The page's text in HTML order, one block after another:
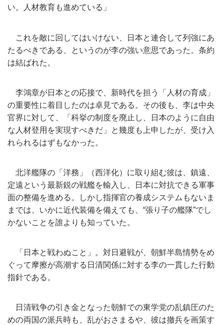
い。
人材教育も進めている」
これを敵に回してはいけない、
日本と連合して列強にあ
たるべきである、
というのが李の強い意思であった。条約
は結ばれた。
李鴻章が日本との応接で、新時代を担う「人材の育成」
の重要性に着目したのは卓見である。その後も、 李は中央
官界に対して、「科挙の制度を廃止し、
日本のように自由
な人材登用を実現すべきだ」
と幾度も上申したが、受け入
れられるはずもなかった。
北洋艦隊の「洋務」（西洋化）に取り組む彼は、鎮遠、
定遠という最新鋭の戦艦を輸入し、
日本に対抗できる軍事
面の整備を進める。
しかし指揮官の養成システムもないま
までは、 いかに近代装備を備えても、“張り子の艦隊”でし
かないことを誰よりも知っていた。
「日本と戦わぬこと」。対日避戦が、 朝鮮半島情勢をめ
ぐって摩擦が高潮する日清関係に対する李の一貫した行動
指針である。
日清戦争の引き金となった朝鮮での東学党の乱鎮圧のた
めの両国の派兵時も、乱がおさまるや、彼は撤兵を画策す